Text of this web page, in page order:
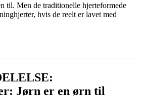
til. Men de traditionelle hjerteformede
hvis de reelt er lavet med
Jørn er en ørn til